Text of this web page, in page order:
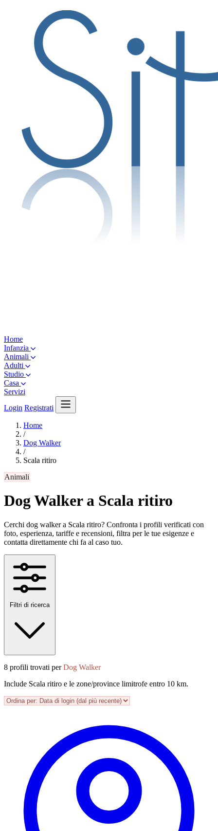
Home
Infanzia
Animali
Adulti
Studio
Casa
Servizi
Login Registrati
Home
/
Dog Walker
/
Scala ritiro
Animali
Dog Walker a Scala ritiro
Cerchi dog walker a Scala ritiro? Confronta i profili verificati con
foto, esperienza, tariffe e recensioni, filtra per le tue esigenze e
contatta direttamente chi fa al caso tuo.
Filtri di ricerca
8 profili trovati perDog Walker
Include Scala ritiro e le zone/province limitrofe entro 10 km.